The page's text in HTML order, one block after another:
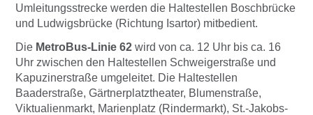
Umleitungsstrecke werden die Haltestellen Boschbrücke
und Ludwigsbrücke (Richtung Isartor) mitbedient.
Die MetroBus-Linie 62 wird von ca. 12 Uhr bis ca. 16
Uhr zwischen den Haltestellen Schweigerstraße und
Kapuzinerstraße umgeleitet. Die Haltestellen
Baaderstraße, Gärtnerplatztheater, Blumenstraße,
Viktualienmarkt, Marienplatz (Rindermarkt), St.-Jakobs-